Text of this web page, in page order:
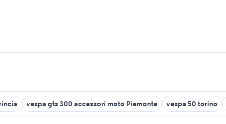
vespa gts 300 accessori moto Piemonte vespa 50 torino